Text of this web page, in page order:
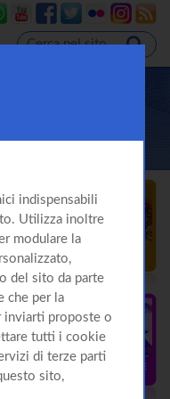
indispensabili
Utilizza inoltre
modulare la
del sito da parte
che per la
inviarti proposte o
tutti i cookie
di terze parti
sito,
i cookie"